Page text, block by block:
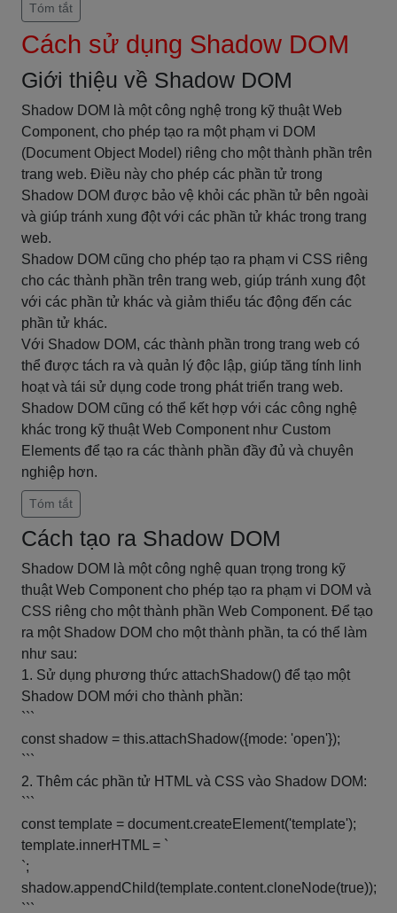
Tóm tắt
Cách sử dụng Shadow DOM
Giới thiệu về Shadow DOM
Shadow DOM là một công nghệ trong kỹ thuật Web
Component, cho phép tạo ra một phạm vi DOM
(Document Object Model) riêng cho một thành phần trên
trang web. Điều này cho phép các phần tử trong
Shadow DOM được bảo vệ khỏi các phần tử bên ngoài
và giúp tránh xung đột với các phần tử khác trong trang
web.
Shadow DOM cũng cho phép tạo ra phạm vi CSS riêng
cho các thành phần trên trang web, giúp tránh xung đột
với các phần tử khác và giảm thiểu tác động đến các
phần tử khác.
Với Shadow DOM, các thành phần trong trang web có
thể được tách ra và quản lý độc lập, giúp tăng tính linh
hoạt và tái sử dụng code trong phát triển trang web.
Shadow DOM cũng có thể kết hợp với các công nghệ
khác trong kỹ thuật Web Component như Custom
Elements để tạo ra các thành phần đầy đủ và chuyên
nghiệp hơn.
Tóm tắt
Cách tạo ra Shadow DOM
Shadow DOM là một công nghệ quan trọng trong kỹ
thuật Web Component cho phép tạo ra phạm vi DOM và
CSS riêng cho một thành phần Web Component. Để tạo
ra một Shadow DOM cho một thành phần, ta có thể làm
như sau:
1. Sử dụng phương thức attachShadow() để tạo một
Shadow DOM mới cho thành phần:
```
const shadow = this.attachShadow({mode: 'open'});
```
2. Thêm các phần tử HTML và CSS vào Shadow DOM:
```
const template = document.createElement('template');
template.innerHTML = `
`;
shadow.appendChild(template.content.cloneNode(true));
```